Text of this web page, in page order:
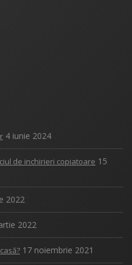
4 iunie 2024
de inchirieri copiatoare 15
2022
2022
17 noiembrie 2021